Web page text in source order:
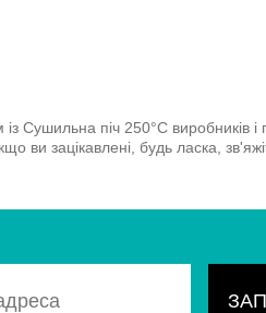
піч 250°C виробників і
ви зацікавлені, будь ласка,